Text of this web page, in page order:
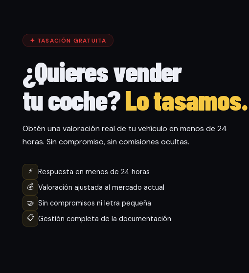
✦ TASACIÓN GRATUITA
¿Quieres vender
tu coche?Lo tasamos.
Obtén una valoración real de tu vehículo en menos de 24
horas. Sin compromiso, sin comisiones ocultas.
⚡
Respuesta en menos de 24 horas
💰 Valoración ajustada al mercado actual
🤝 Sin compromisos ni letra pequeña
📋 Gestión completa de la documentación